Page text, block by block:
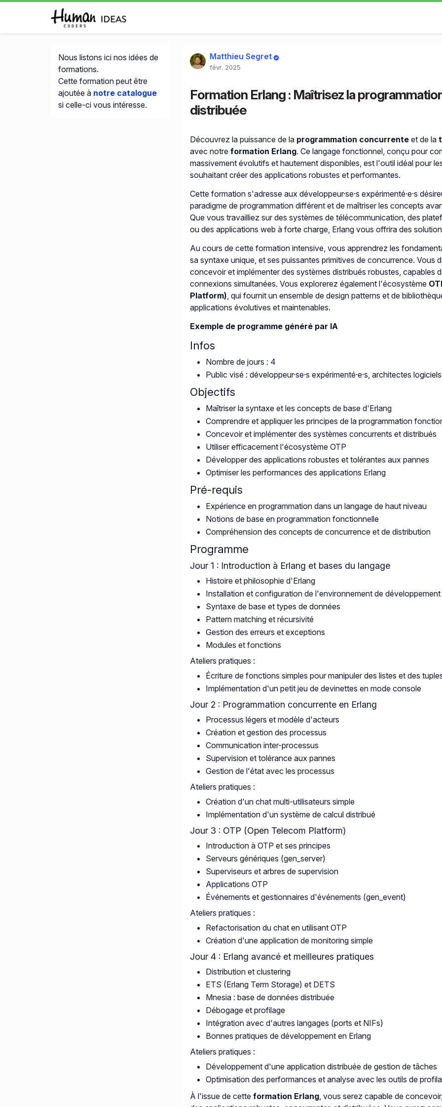
Matthieu Segret
févr. 2025
Formation Erlang : Maîtrisez la
distribuée
Découvrez la puissance de la programmation concurrenteet de la
avec notre formation Erlang. Ce langage fonctionnel, conçu pour
massivement évolutifs et hautement disponibles, est l'outil idéal pour
souhaitant créer des applications robustes et performantes.
Cette formation s'adresse aux développeur·se·s expérimenté·e·s
paradigme de programmation différent et de maîtriser les concepts
Que vous travailliez sur des systèmes de télécommunication, des
ou des applications web à forte charge, Erlang vous offrira des
Au cours de cette formation intensive, vous apprendrez les
sa syntaxe unique, et ses puissantes primitives de concurrence. Vous
concevoir et implémenter des systèmes distribués robustes, capables
connexions simultanées. Vous explorerez également l'écosystème
Platform), qui fournit un ensemble de design patterns et de
applications évolutives et maintenables.
Exemple de programme généré par IA
Infos
Nombre de jours : 4
Public visé : développeur·se·s expérimenté·e·s, architectes
Objectifs
Maîtriser la syntaxe et les concepts de base d'Erlang
Comprendre et appliquer les principes de la programmation
Concevoir et implémenter des systèmes concurrents et distribués
Utiliser efficacement l'écosystème OTP
Développer des applications robustes et tolérantes aux pannes
Optimiser les performances des applications Erlang
Pré-requis
Expérience en programmation dans un langage de haut niveau
Notions de base en programmation fonctionnelle
Compréhension des concepts de concurrence et de distribution
Programme
Jour 1 : Introduction à Erlang et bases du langage
Histoire et philosophie d'Erlang
Installation et configuration de l'environnement de développement
Syntaxe de base et types de données
Pattern matching et récursivité
Gestion des erreurs et exceptions
Modules et fonctions
Ateliers pratiques :
Écriture de fonctions simples pour manipuler des listes et des
Implémentation d'un petit jeu de devinettes en mode console
Jour 2 : Programmation concurrente en Erlang
Processus légers et modèle d'acteurs
Création et gestion des processus
Communication inter-processus
Supervision et tolérance aux pannes
Gestion de l'état avec les processus
Ateliers pratiques :
Création d'un chat multi-utilisateurs simple
Implémentation d'un système de calcul distribué
Jour 3 : OTP (Open Telecom Platform)
Introduction à OTP et ses principes
Serveurs génériques (gen_server)
Superviseurs et arbres de supervision
Applications OTP
Événements et gestionnaires d'événements (gen_event)
Ateliers pratiques :
Refactorisation du chat en utilisant OTP
Création d'une application de monitoring simple
Jour 4 : Erlang avancé et meilleures pratiques
Distribution et clustering
ETS (Erlang Term Storage) et DETS
Mnesia : base de données distribuée
Débogage et profilage
Intégration avec d'autres langages (ports et NIFs)
Bonnes pratiques de développement en Erlang
Ateliers pratiques :
Développement d'une application distribuée de gestion de tâches
Optimisation des performances et analyse avec les outils de
À l'issue de cette formation Erlang, vous serez capable de
Nous listons ici nos idées de
formations.
Cette formation peut être
ajoutée à notre catalogue
si celle-ci vous intéresse.